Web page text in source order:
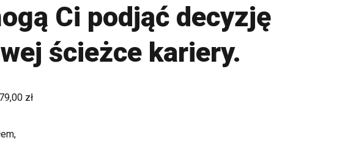
Ci podjąć decyzję
ścieżce kariery.
zł